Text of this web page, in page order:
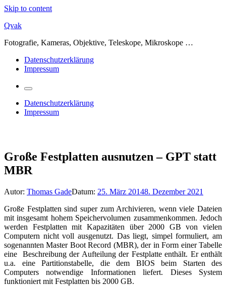
Skip to content
Qvak
Fotografie, Kameras, Objektive, Teleskope, Mikroskope …
Datenschutzerklärung
Impressum
Datenschutzerklärung
Impressum
Große Festplatten ausnutzen – GPT statt
MBR
Autor: Thomas GadeDatum: 25. März 20148. Dezember 2021
Große Festplatten sind super zum Archivieren, wenn viele Dateien
mit insgesamt hohem Speichervolumen zusammenkommen. Jedoch
werden Festplatten mit Kapazitäten über 2000 GB von vielen
Computern nicht voll ausgenutzt. Das liegt, simpel formuliert, am
sogenannten Master Boot Record (MBR), der in Form einer Tabelle
eine Beschreibung der Aufteilung der Festplatte enthält. Er enthält
u.a. eine Partitionstabelle, die dem BIOS beim Starten des
Computers notwendige Informationen liefert. Dieses System
funktioniert mit Festplatten bis 2000 GB.